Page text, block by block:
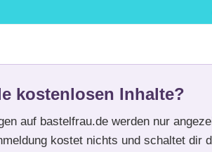
kostenlosen Inhalte?
auf bastelfrau.de werden nur
kostet nichts und schaltet dir